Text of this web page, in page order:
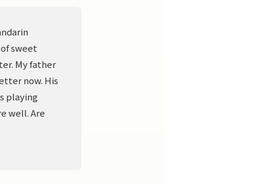
sweet
My father
now. His
playing
well. Are